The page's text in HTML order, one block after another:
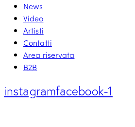
News
Video
Artisti
Contatti
Area riservata
B2B
instagramfacebook-1